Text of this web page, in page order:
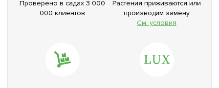
Проверено в садах 3 000
000 клиентов
Растения приживаются или
производим замену
См. условия